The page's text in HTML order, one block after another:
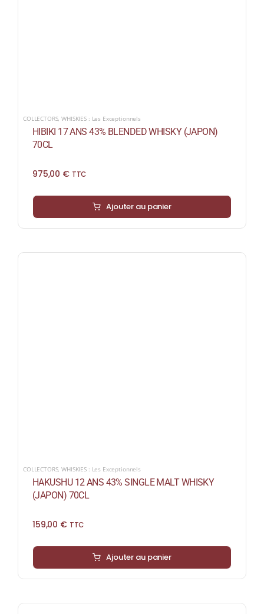
COLLECTORS,WHISKIES : Les Exceptionnels
HIBIKI 17 ANS 43% BLENDED WHISKY (JAPON)
70CL
975,00 € TTC
Ajouter au panier
COLLECTORS,WHISKIES : Les Exceptionnels
HAKUSHU 12 ANS 43% SINGLE MALT WHISKY
(JAPON) 70CL
159,00 € TTC
Ajouter au panier